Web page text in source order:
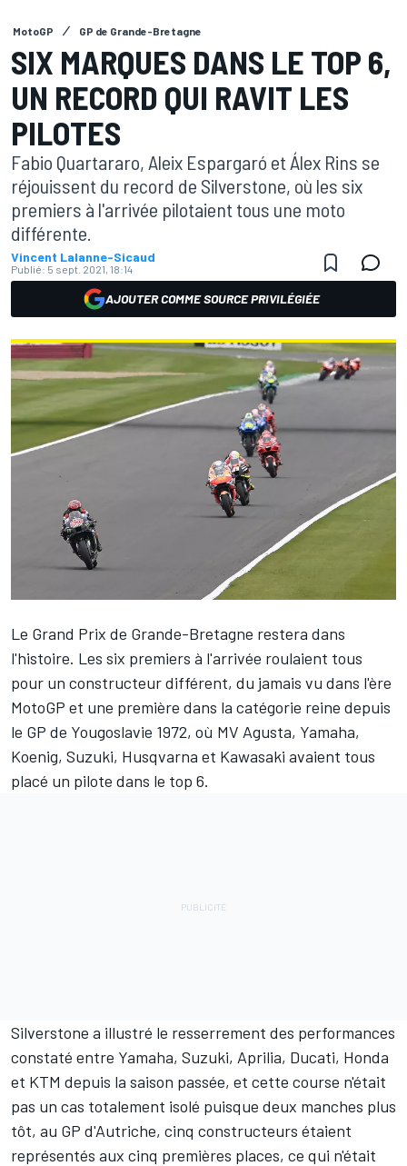
MotoGP GP de Grande-Bretagne
SIX MARQUES DANS LE TOP 6,
UN RECORD QUI RAVIT LES
PILOTES
Fabio Quartararo, Aleix Espargaró et Álex Rins se
réjouissent du record de Silverstone, où les six
premiers à l'arrivée pilotaient tous une moto
différente.
Vincent Lalanne-Sicaud
Publié: 5 sept. 2021, 18:14
AJOUTER COMME SOURCE PRIVILÉGIÉE
Le Grand Prix de Grande-Bretagne restera dans
l'histoire. Les six premiers à l'arrivée roulaient tous
pour un constructeur différent, du jamais vu dans l'ère
MotoGP et une première dans la catégorie reine depuis
le GP de Yougoslavie 1972, où MV Agusta, Yamaha,
Koenig, Suzuki, Husqvarna et Kawasaki avaient tous
placé un pilote dans le top 6.
Silverstone a illustré le resserrement des performances
constaté entre Yamaha, Suzuki, Aprilia, Ducati, Honda
et KTM depuis la saison passée, et cette course n'était
pas un cas totalement isolé puisque deux manches plus
tôt, au GP d'Autriche, cinq constructeurs étaient
représentés aux cinq premières places, ce qui n'était